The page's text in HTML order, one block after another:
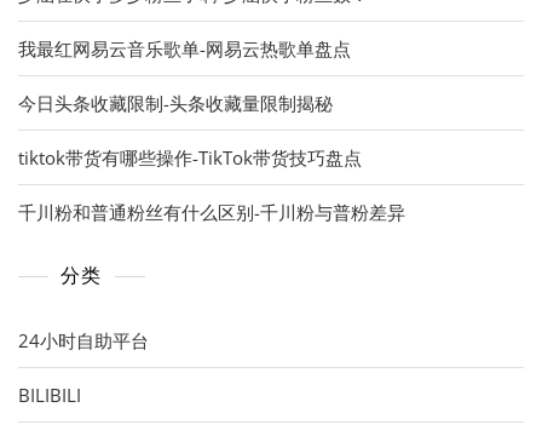
我最红网易云音乐歌单-网易云热歌单盘点
今日头条收藏限制-头条收藏量限制揭秘
tiktok带货有哪些操作-TikTok带货技巧盘点
千川粉和普通粉丝有什么区别-千川粉与普粉差异
分类
24小时自助平台
BILIBILI